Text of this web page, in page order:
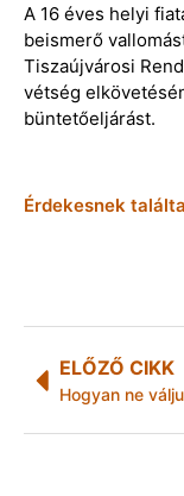
A 16 éves helyi
beismerő
Tiszaújvárosi
vétség
büntetőeljárást.
Érdekesnek
ELŐZŐ CIKK